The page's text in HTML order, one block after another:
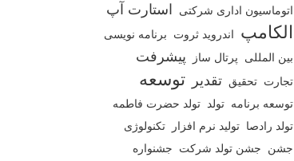
اتوماسیون اداری شرکتی
استارت آپ
الکامپ اندروید ثروت
برنامه نویسی
بین المللی
پرتال ساز پیشرفت
تجارت تحقیق تقدیر توسعه
توسعه برنامه تولد
تولد حضرت فاطمه
تولد رادصا تولید نرم افزار
تکنولوژی
جشن
جشن تولد شرکت
جشنواره